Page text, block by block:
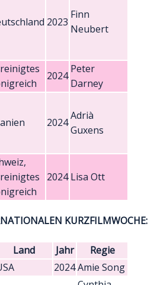
2023
Finn
Neubert
2024
Peter
Darney
2024
Adrià
Guxens
2024 Lisa Ott
KURZFILMWOCHE:
Land Jahr
Regie
2024Amie Song